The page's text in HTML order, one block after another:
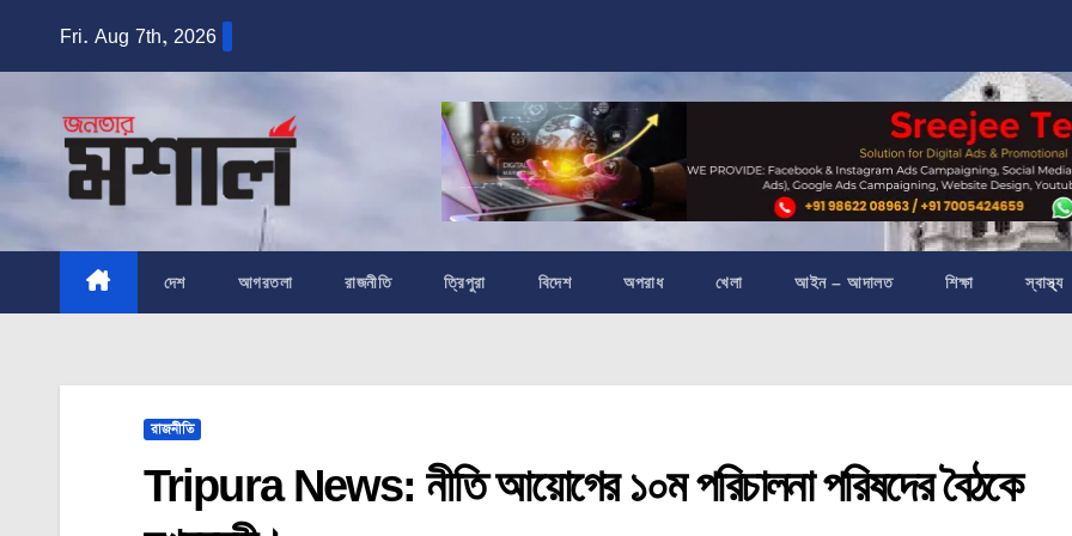
Fri. Aug 7th, 2026
দেশ আগরতলা রাজনীতি ত্রিপুরা বিদেশ অপরাধ খেলা আইন – আদালত শিক্ষা স্বাস্থ্য
রাজনীতি
Tripura News: নীতি আয়োগের ১০ম পরিচালনা পরিষদের বৈঠকে